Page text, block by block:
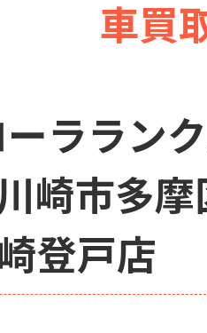
車買
ララン
崎市多
登戸店